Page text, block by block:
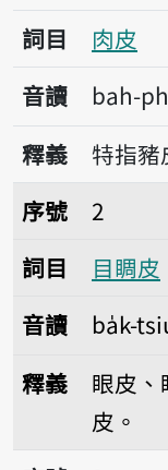
詞目
肉皮
音讀
bah-
釋義
特指豬
序號2目睭皮
序號
2
詞目
目睭皮
音讀
ba̍k-
釋義
眼皮
皮。